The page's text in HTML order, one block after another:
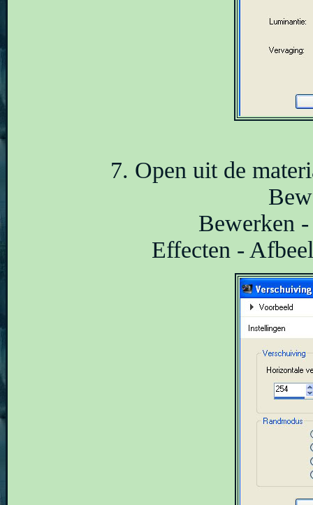
7. Open uit de
Bewerken
Effecten -